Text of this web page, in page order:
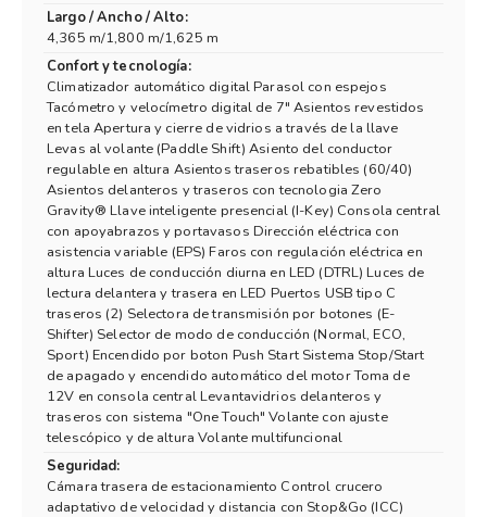
Largo / Ancho / Alto:
4,365 m/1,800 m/1,625 m
Confort y tecnología:
Climatizador automático digital Parasol con espejos
Tacómetro y velocímetro digital de 7" Asientos revestidos
en tela Apertura y cierre de vidrios a través de la llave
Levas al volante (Paddle Shift) Asiento del conductor
regulable en altura Asientos traseros rebatibles (60/40)
Asientos delanteros y traseros con tecnologia Zero
Gravity® Llave inteligente presencial (I-Key) Consola central
con apoyabrazos y portavasos Dirección eléctrica con
asistencia variable (EPS) Faros con regulación eléctrica en
altura Luces de conducción diurna en LED (DTRL) Luces de
lectura delantera y trasera en LED Puertos USB tipo C
traseros (2) Selectora de transmisión por botones (E-
Shifter) Selector de modo de conducción (Normal, ECO,
Sport) Encendido por boton Push Start Sistema Stop/Start
de apagado y encendido automático del motor Toma de
12V en consola central Levantavidrios delanteros y
traseros con sistema "One Touch" Volante con ajuste
telescópico y de altura Volante multifuncional
Seguridad:
Cámara trasera de estacionamiento Control crucero
adaptativo de velocidad y distancia con Stop&Go (ICC)